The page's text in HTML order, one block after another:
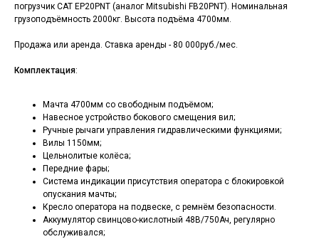
погрузчик CAT EP20PNT (аналог Mitsubishi FB20PNT). Номинальная
грузоподъёмность 2000кг. Высота подъёма 4700мм.
Продажа или аренда. Ставка аренды - 80 000руб./мес.
Комплектация:
Мачта 4700мм со свободным подъёмом;
Навесное устройство бокового смещения вил;
Ручные рычаги управления гидравлическими функциями;
Вилы 1150мм;
Цельнолитые колёса;
Передние фары;
Система индикации присутствия оператора с блокировкой
опускания мачты;
Кресло оператора на подвеске, с ремнём безопасности.
Аккумулятор свинцово-кислотный 48В/750Ач, регулярно
обслуживался;